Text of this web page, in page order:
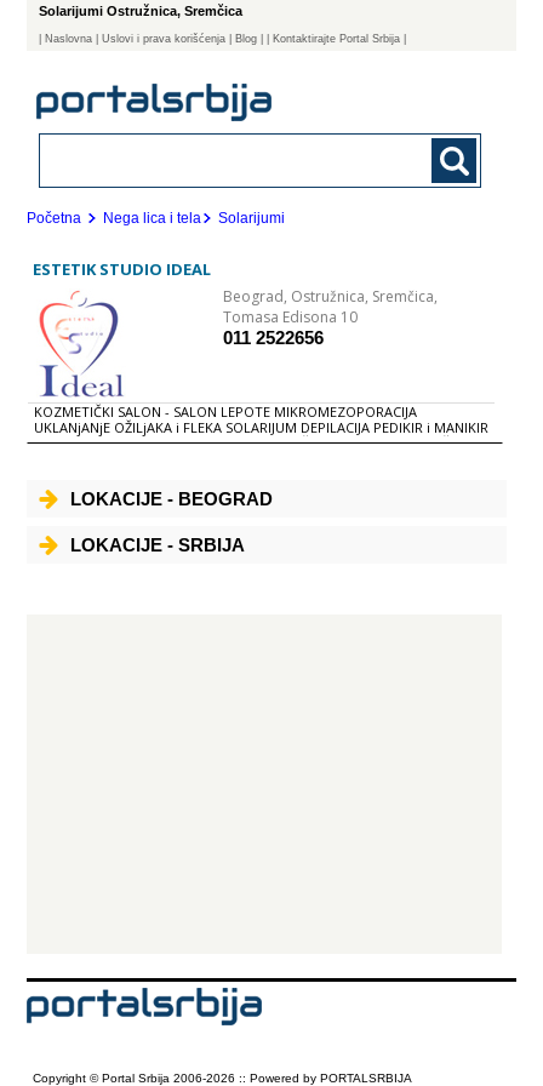
Solarijumi Ostružnica, Sremčica
Naslovna | Uslovi i prava korišćenja Blog | Kontaktirajte Portal Srbija |
Početna Nega lica i tela Solarijumi
ESTETIK STUDIO IDEAL
Beograd, Ostružnica, Sremčica,
Tomasa Edisona 10
011 2522656
KOZMETIČKI SALON - SALON LEPOTE MIKROMEZOPORACIJA
UKLANjANjE OŽILjAKA i FLEKA SOLARIJUM DEPILACIJA PEDIKIR i MANIKIR
NADOGRADNjA i IZLIVANjE NOKTIJU MASAŽE ANTICELULIT MASAŽA
DETOKSIKACIJA TELA GIPSANE BERMUDE
LOKACIJE - BEOGRAD
LOKACIJE - SRBIJA
Copyright © Portal Srbija 2006-2026 :: Powered by PORTALSRBIJA